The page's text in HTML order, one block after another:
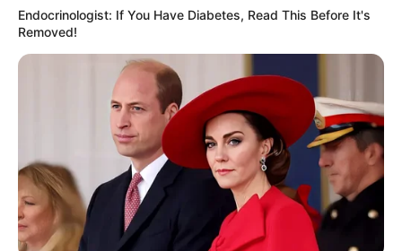
Endocrinologist: If You Have Diabetes, Read This Before It's
Removed!